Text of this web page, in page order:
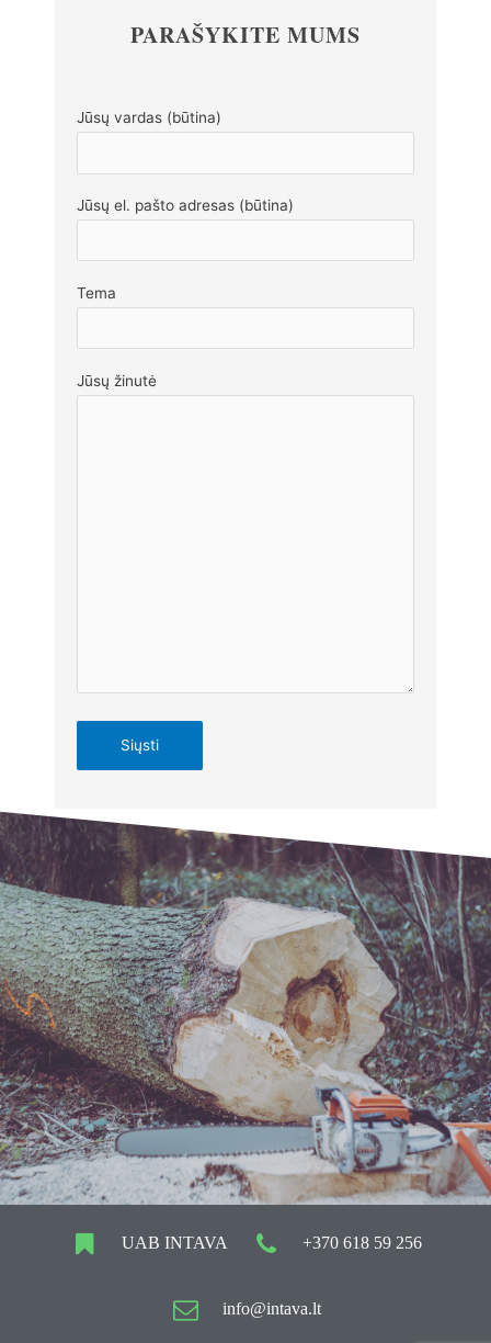
PARAŠYKITE MUMS
Jūsų vardas (būtina)
Jūsų el. pašto adresas (būtina)
Tema
Jūsų žinutė
UAB INTAVA +370 618 59 256
info@intava.lt